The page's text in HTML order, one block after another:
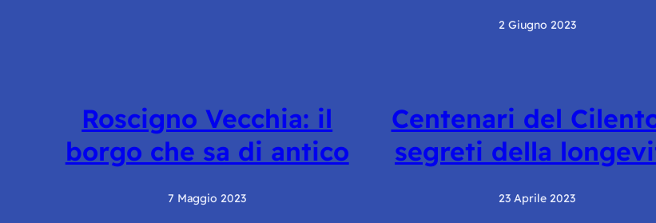
2 Giugno 2023
Roscigno Vecchia: il
borgo che sa di antico
7 Maggio 2023
Centenari del
segreti della
23 Aprile 2023